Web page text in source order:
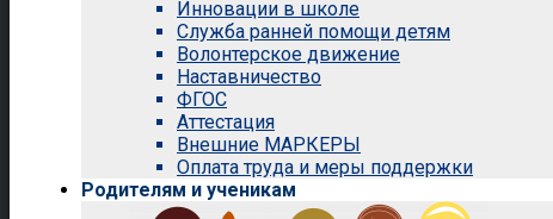
Инновации в школе
Служба ранней помощи детям
Волонтерское движение
Наставничество
ФГОС
Аттестация
Внешние МАРКЕРЫ
Оплата труда и меры поддержки
Родителям и ученикам